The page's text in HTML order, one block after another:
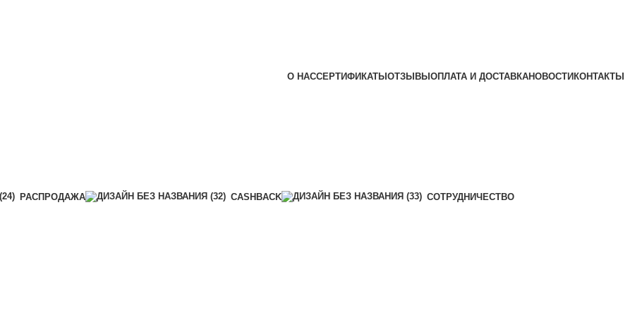
О НАССЕРТИФИКАТЫ ОТЗЫВЫ ОПЛАТА И ДОСТАВКАНОВОСТИ КОНТАКТЫ
РАСПРОДАЖА CASHBACK СОТРУДНИЧЕСТВО